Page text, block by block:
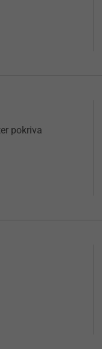
pokriva